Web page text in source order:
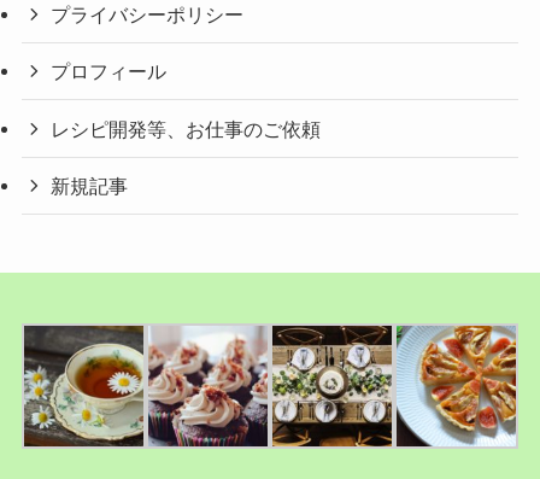
プライバシーポリシー
プロフィール
レシピ開発等、お仕事のご依頼
新規記事